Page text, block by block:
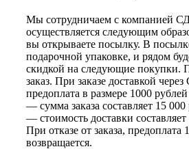
Мы сотрудничаем с компанией
осуществляется следующим
вы открываете посылку. В
подарочной упаковке, и рядом
скидкой на следующие покупки.
заказ. При заказе доставкой
предоплата в размере 1000
— сумма заказа составляет 15
— стоимость доставки
При отказе от заказа, предоплата
возвращается.